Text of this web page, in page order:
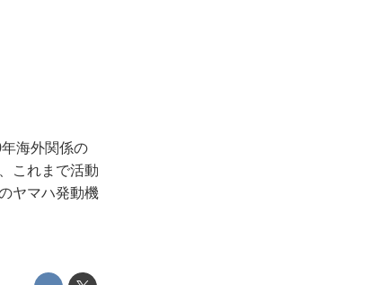
海外関係の
これまで活動
ヤマハ発動機